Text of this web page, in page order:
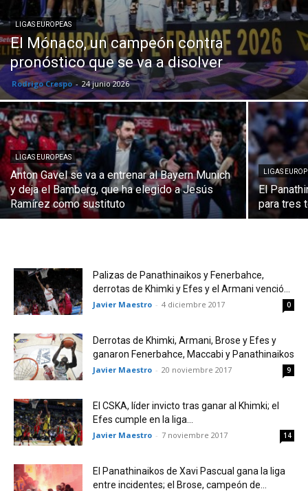
LIGAS EUROPEAS
El Mónaco, un campeón contra
pronóstico que se va a disolver
Rodrigo Crespo - 24 junio 2026
LIGAS EUROPEAS
Anton Gavel se va a entrenar al Bayern Munich
y deja el Bamberg, que ha elegido a Jesús
Ramírez como sustituto
LIGAS
El
para tres
Palizas de Panathinaikos y Fenerbahce,
derrotas de Khimki y Efes y el Armani venció...
Javier Maestro - 4 diciembre 2017 0
Derrotas de Khimki, Armani, Brose y Efes y
ganaron Fenerbahce, Maccabi y Panathinaikos
Javier Maestro - 20 noviembre 2017 9
El CSKA, líder invicto tras ganar al Khimki; el
Efes cumple en la liga...
Javier Maestro - 7 noviembre 2017 14
El Panathinaikos de Xavi Pascual gana la liga
entre incidentes; el Brose, campeón de...